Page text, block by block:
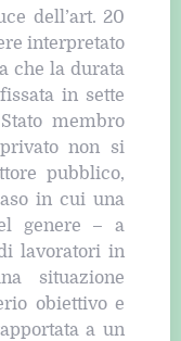
dell’art. 20
interpretato
che la durata
in sette
membro
non si
pubblico,
in cui una
genere – a
lavoratori in
situazione
obiettivo e
a un